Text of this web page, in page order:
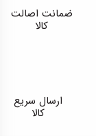
ضمانت اصالت
کالا
ارسال سریع
کالا